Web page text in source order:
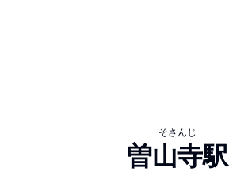
そさんじ
曽山寺駅